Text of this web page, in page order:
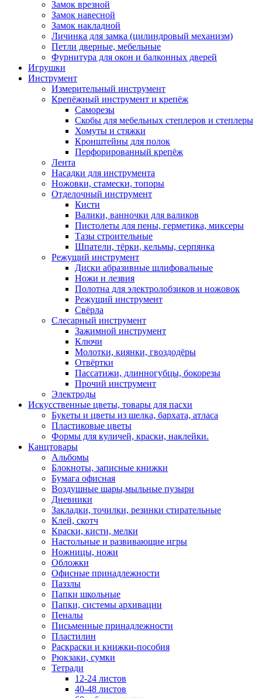
Замок врезной
Замок навесной
Замок накладной
Личинка для замка (цилиндровый механизм)
Петли дверные, мебельные
Фурнитура для окон и балконных дверей
Игрушки
Инструмент
Измерительный инструмент
Крепёжный инструмент и крепёж
Саморезы
Скобы для мебельных степлеров и степлеры
Хомуты и стяжки
Кронштейны для полок
Перфорированный крепёж
Лента
Насадки для инструмента
Ножовки, стамески, топоры
Отделочный инструмент
Кисти
Валики, ванночки для валиков
Пистолеты для пены, герметика, миксеры
Тазы строительные
Шпатели, тёрки, кельмы, серпянка
Режущий инструмент
Диски абразивные шлифовальные
Ножи и лезвия
Полотна для электролобзиков и ножовок
Режущий инструмент
Свёрла
Слесарный инструмент
Зажимной инструмент
Ключи
Молотки, киянки, гвоздодёры
Отвёртки
Пассатижи, длинногубцы, бокорезы
Прочий инструмент
Электроды
Искусственные цветы, товары для пасхи
Букеты и цветы из шелка, бархата, атласа
Пластиковые цветы
Формы для куличей, краски, наклейки.
Канцтовары
Альбомы
Блокноты, записные книжки
Бумага офисная
Воздушные шары,мыльные пузыри
Дневники
Закладки, точилки, резинки стирательные
Клей, скотч
Краски, кисти, мелки
Настольные и развивающие игры
Ножницы, ножи
Обложки
Офисные принадлежности
Паззлы
Папки школьные
Папки, системы архивации
Пеналы
Письменные принадлежности
Пластилин
Раскраски и книжки-пособия
Рюкзаки, сумки
Тетради
12-24 листов
40-48 листов